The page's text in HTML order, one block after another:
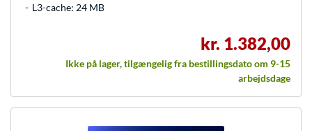
L3-cache: 24 MB
kr. 1.382,00
Ikke på lager, tilgængelig fra bestillingsdato om 9-15
arbejdsdage